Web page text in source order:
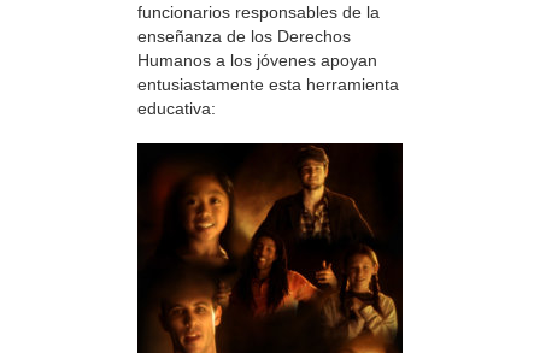
funcionarios responsables de la
enseñanza de los Derechos
Humanos a los jóvenes apoyan
entusiastamente esta herramienta
educativa: